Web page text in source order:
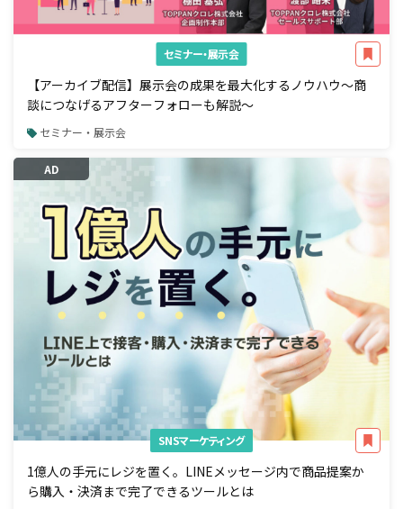
セミナー・展示会
【アーカイブ配信】展示会の成果を最大化するノウハウ～商
談につなげるアフターフォローも解説～
セミナー・展示会
AD
SNSマーケティング
1億人の手元にレジを置く。LINEメッセージ内で商品提案か
ら購入・決済まで完了できるツールとは